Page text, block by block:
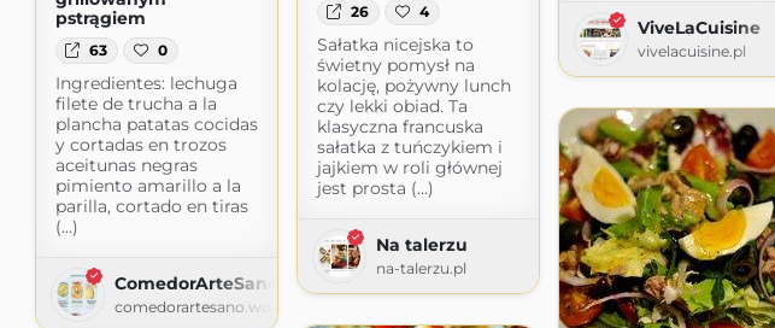
ViveLaCuisine
vivelacuisine.pl
pstrągiem
63 0
Ingredientes: lechuga
filete de trucha a la
plancha patatas cocidas
y cortadas en trozos
aceitunas negras
pimiento amarillo a la
parilla, cortado en tiras
(...)
ComedorArteSano
comedorartesano.wordpress.com
26 4
Sałatka nicejska to
świetny pomysł na
kolację, pożywny lunch
czy lekki obiad. Ta
klasyczna francuska
sałatka z tuńczykiem i
jajkiem w roli głównej
jest prosta (...)
Na talerzu
na-talerzu.pl